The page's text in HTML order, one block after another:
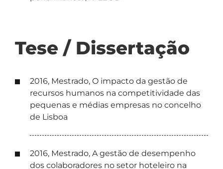
Tese / Dissertação
2016, Mestrado, O impacto da gestão de
recursos humanos na competitividade das
pequenas e médias empresas no concelho
de Lisboa
2016, Mestrado, A gestão de desempenho
dos colaboradores no setor hoteleiro na